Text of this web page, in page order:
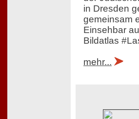
in Dresden
gemeinsam
Einsehbar
Bildatlas
mehr...